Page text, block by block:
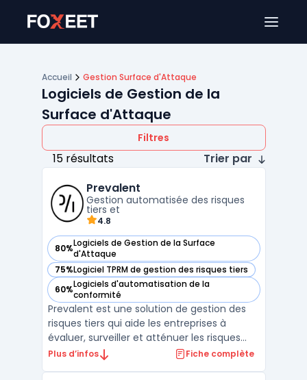
Accueil Gestion Surface d'Attaque
Logiciels de Gestion de la
Surface d'Attaque
Filtres
15 résultats
Trier par
Prevalent
Gestion automatisée des risques
tiers et
4.8
80%Logiciels de Gestion de la Surface
d'Attaque
— voir Prevalent dans cette catégorie
75%Logiciel TPRM de gestion des risques tiers
— voir Prevalent dans cette catégorie
60%Logiciels d'automatisation de la
conformité
— voir Prevalent dans cette catégorie
Prevalent est une solution de gestion des
risques tiers qui aide les entreprises à
évaluer, surveiller et atténuer les risques
associés aux relations avec les fournisseurs
Plus d’infos Fiche complète